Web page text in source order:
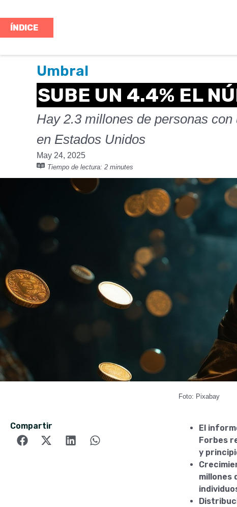
ÍNDICE
Umbral
SUBE UN 4.4% EL
Hay 2.3 millones de personas
en Estados Unidos
May 24, 2025
Tiempo de lectura: 2 minutes
Foto: Pixabay
Compartir
El
Forbes
y
millones